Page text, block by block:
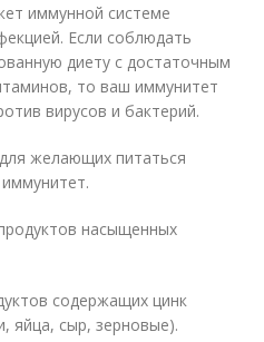
иммунной системе
Если соблюдать
диету с достаточным
то ваш иммунитет
вирусов и бактерий.
желающих питаться
насыщенных
содержащих цинк
яйца, сыр, зерновые).